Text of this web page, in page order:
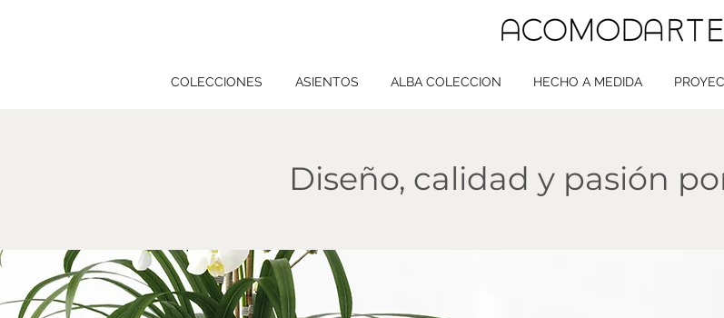
COLECCIONES ASIENTOS ALBA COLECCION HECHO A MEDIDA
Diseño, calidad y pasión